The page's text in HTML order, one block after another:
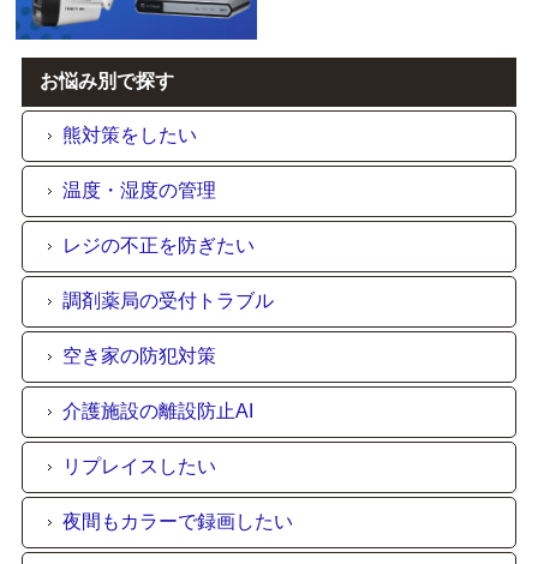
お悩み別で探す
熊対策をしたい
温度・湿度の管理
レジの不正を防ぎたい
調剤薬局の受付トラブル
空き家の防犯対策
介護施設の離設防止AI
リプレイスしたい
夜間もカラーで録画したい